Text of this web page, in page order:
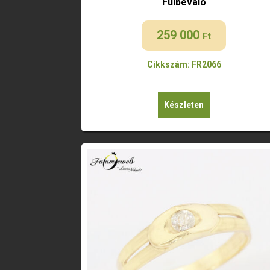
259 000 Ft
Cikkszám: FR2066
Készleten